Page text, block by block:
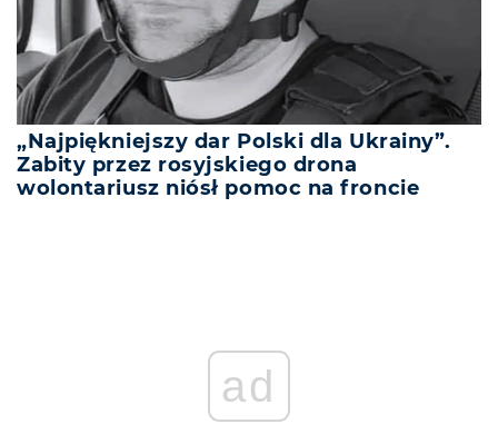
„Najpiękniejszy dar Polski dla Ukrainy”.
Zabity przez rosyjskiego drona
wolontariusz niósł pomoc na froncie
ad